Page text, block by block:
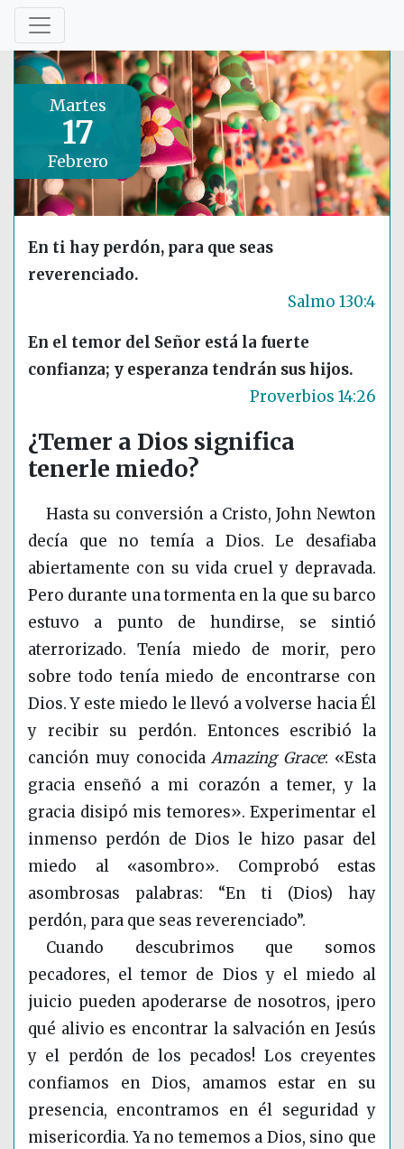
Martes
17
Febrero
En ti hay perdón, para que seas
reverenciado.
Salmo 130:4
En el temor del Señor está la fuerte
confianza; y esperanza tendrán sus hijos.
Proverbios 14:26
¿Temer a Dios significa
tenerle miedo?
Hasta su conversión a Cristo, John Newton
decía que no temía a Dios. Le desafiaba
abiertamente con su vida cruel y depravada.
Pero durante una tormenta en la que su barco
estuvo a punto de hundirse, se sintió
aterrorizado. Tenía miedo de morir, pero
sobre todo tenía miedo de encontrarse con
Dios. Y este miedo le llevó a volverse hacia Él
y recibir su perdón. Entonces escribió la
canción muy conocidaAmazing Grace: «Esta
gracia enseñó a mi corazón a temer, y la
gracia disipó mis temores». Experimentar el
inmenso perdón de Dios le hizo pasar del
miedo al «asombro». Comprobó estas
asombrosas palabras: “En ti (Dios) hay
perdón, para que seas reverenciado”.
Cuando descubrimos que somos
pecadores, el temor de Dios y el miedo al
juicio pueden apoderarse de nosotros, ¡pero
qué alivio es encontrar la salvación en Jesús
y el perdón de los pecados! Los creyentes
confiamos en Dios, amamos estar en su
presencia, encontramos en él seguridad y
misericordia.Ya no tememos a Dios, sino que